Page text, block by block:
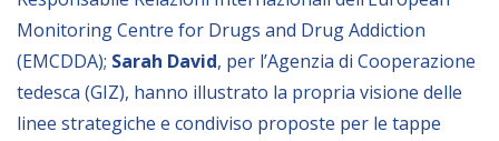
Monitoring Centre for Drugs and Drug Addiction
(EMCDDA); Sarah David, per l’Agenzia di Cooperazione
tedesca (GIZ), hanno illustrato la propria visione delle
linee strategiche e condiviso proposte per le tappe